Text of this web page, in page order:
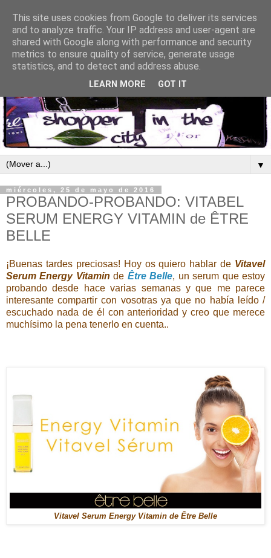
▼
miércoles, 25 de mayo de 2016
PROBANDO-PROBANDO: VITABEL
SERUM ENERGY VITAMIN de ÊTRE
BELLE
¡Buenas tardes preciosas! Hoy os quiero hablar de Vitavel
Serum Energy Vitamin de Être Belle, un serum que estoy
probando desde hace varias semanas y que me parece
interesante compartir con vosotras ya que no había leído /
escuchado nada de él con anterioridad y creo que merece
muchísimo la pena tenerlo en cuenta..
Vitavel Serum Energy Vitamin de Être Belle
This site uses cookies from Google to deliver its services
and to analyze traffic. Your IP address and user-agent are
shared with Google along with performance and security
metrics to ensure quality of service, generate usage
statistics, and to detect and address abuse.
LEARN MORE GOT IT